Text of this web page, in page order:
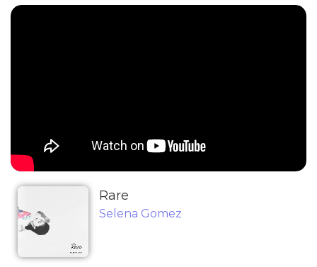
Rare
Selena Gomez